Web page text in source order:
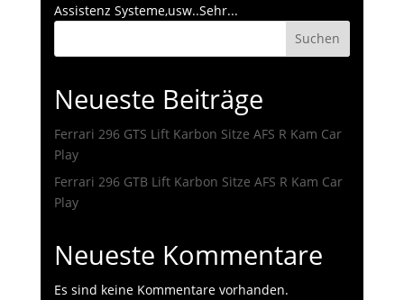
Assistenz Systeme,usw..Sehr...
Suchen
Neueste Beiträge
Ferrari 296 GTS Lift Karbon Sitze AFS R Kam Car
Play
Ferrari 296 GTB Lift Karbon Sitze AFS R Kam Car
Play
Neueste Kommentare
Es sind keine Kommentare vorhanden.